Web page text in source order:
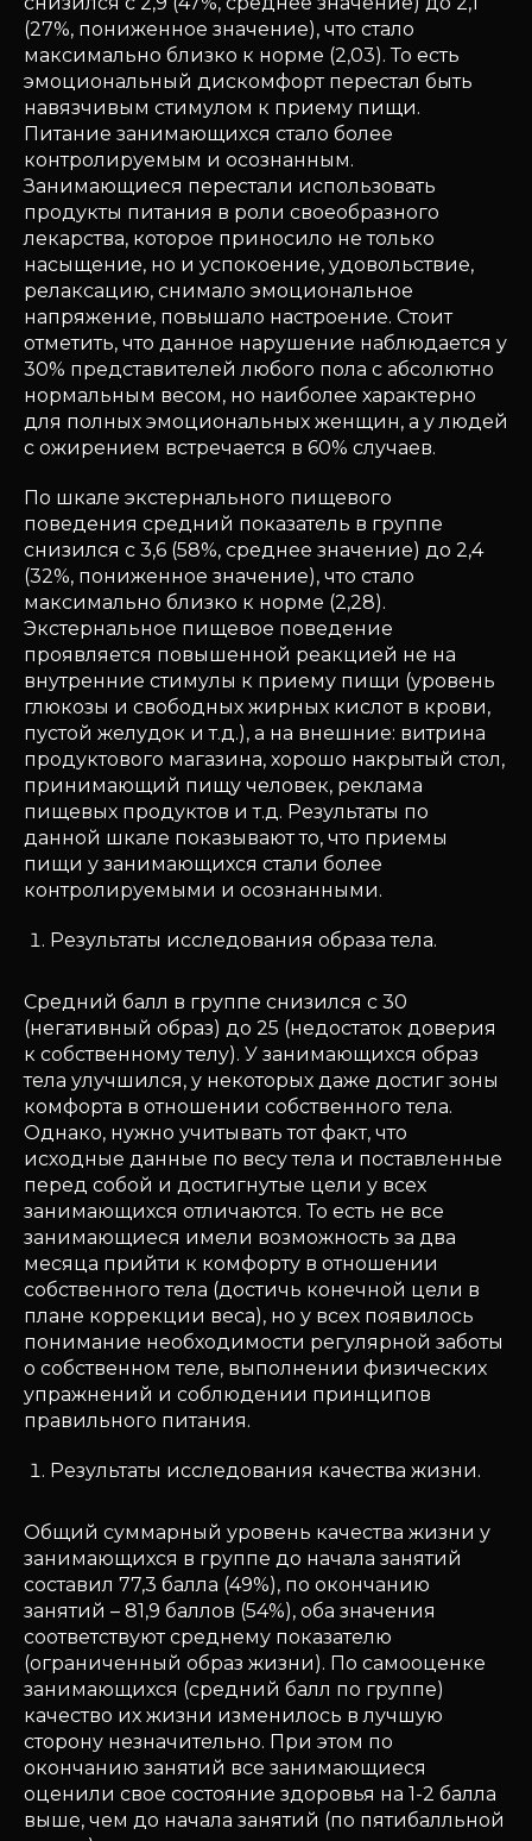
(27%, пониженное значение), что стало
максимально близко к норме (2,03). То есть
эмоциональный дискомфорт перестал быть
навязчивым стимулом к приему пищи.
Питание занимающихся стало более
контролируемым и осознанным.
Занимающиеся перестали использовать
продукты питания в роли своеобразного
лекарства, которое приносило не только
насыщение, но и успокоение, удовольствие,
релаксацию, снимало эмоциональное
напряжение, повышало настроение. Стоит
отметить, что данное нарушение наблюдается у
30% представителей любого пола с абсолютно
нормальным весом, но наиболее характерно
для полных эмоциональных женщин, а у людей
с ожирением встречается в 60% случаев.
По шкале экстернального пищевого
поведения средний показатель в группе
снизился с 3,6 (58%, среднее значение) до 2,4
(32%, пониженное значение), что стало
максимально близко к норме (2,28).
Экстернальное пищевое поведение
проявляется повышенной реакцией не на
внутренние стимулы к приему пищи (уровень
глюкозы и свободных жирных кислот в крови,
пустой желудок и т.д.), а на внешние: витрина
продуктового магазина, хорошо накрытый стол,
принимающий пищу человек, реклама
пищевых продуктов и т.д. Результаты по
данной шкале показывают то, что приемы
пищи у занимающихся стали более
контролируемыми и осознанными.
Результаты исследования образа тела.
Средний балл в группе снизился с 30
(негативный образ) до 25 (недостаток доверия
к собственному телу). У занимающихся образ
тела улучшился, у некоторых даже достиг зоны
комфорта в отношении собственного тела.
Однако, нужно учитывать тот факт, что
исходные данные по весу тела и поставленные
перед собой и достигнутые цели у всех
занимающихся отличаются. То есть не все
занимающиеся имели возможность за два
месяца прийти к комфорту в отношении
собственного тела (достичь конечной цели в
плане коррекции веса), но у всех появилось
понимание необходимости регулярной заботы
о собственном теле, выполнении физических
упражнений и соблюдении принципов
правильного питания.
Результаты исследования качества жизни.
Общий суммарный уровень качества жизни у
занимающихся в группе до начала занятий
составил 77,3 балла (49%), по окончанию
занятий – 81,9 баллов (54%), оба значения
соответствуют среднему показателю
(ограниченный образ жизни). По самооценке
занимающихся (средний балл по группе)
качество их жизни изменилось в лучшую
сторону незначительно. При этом по
окончанию занятий все занимающиеся
оценили свое состояние здоровья на 1-2 балла
выше, чем до начала занятий (по пятибалльной